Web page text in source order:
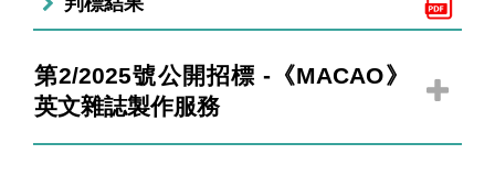
第2/2025號公開招標 -《MACAO》
英文雜誌製作服務